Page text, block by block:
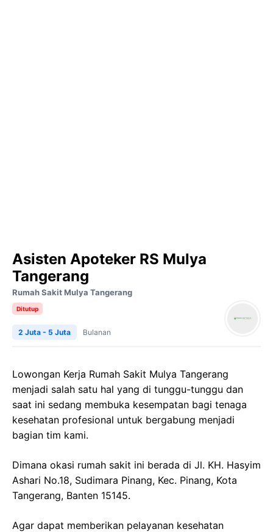
Asisten Apoteker RS Mulya
Tangerang
Rumah Sakit Mulya Tangerang
Ditutup
2 Juta - 5 Juta Bulanan
Lowongan Kerja Rumah Sakit Mulya Tangerang
menjadi salah satu hal yang di tunggu-tunggu dan
saat ini sedang membuka kesempatan bagi tenaga
kesehatan profesional untuk bergabung menjadi
bagian tim kami.
Dimana okasi rumah sakit ini berada di Jl. KH. Hasyim
Ashari No.18, Sudimara Pinang, Kec. Pinang, Kota
Tangerang, Banten 15145.
Agar dapat memberikan pelayanan kesehatan